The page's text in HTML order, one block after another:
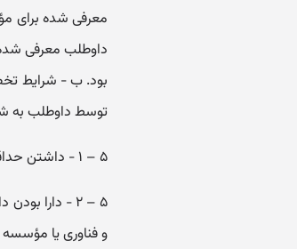
معرفی شده برای
داوطلب معرفی
توسط داوطلب به
۵ – ۱ - داشتن حداقل ۱۰ سال سابقه کار در زمینه های مالی، بانکی و بازرگانی به شرح جدول شماره ۱؛
۵ – ۲ - دارا
و فناوری یا مؤسسه